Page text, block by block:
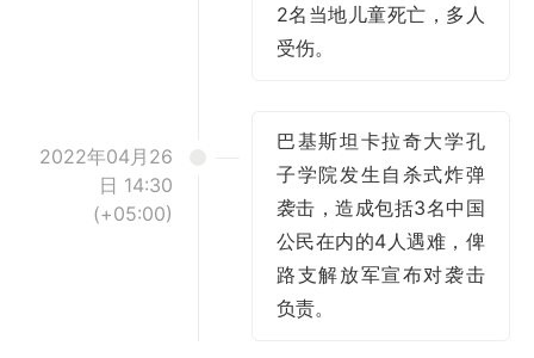
2名当地儿童死亡，多人
受伤。
2022年04月26
日 14:30
(+05:00)
巴基斯坦卡拉奇大学孔
子学院发生自杀式炸弹
袭击，造成包括3名中国
公民在内的4人遇难，俾
路支解放军宣布对袭击
负责。